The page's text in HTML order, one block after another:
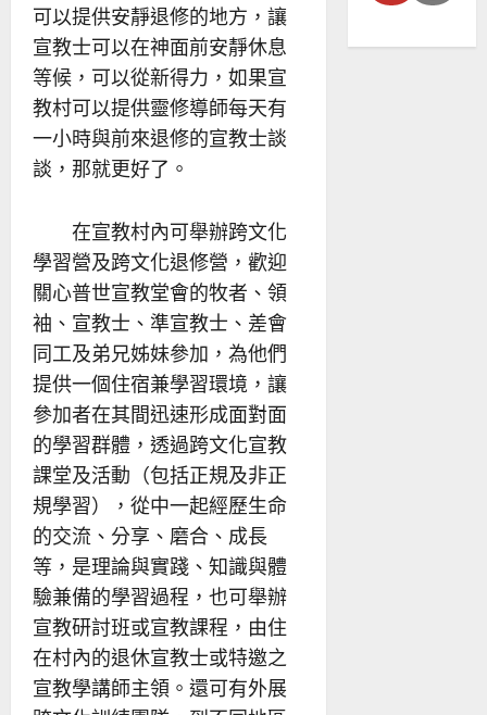
可以提供安靜退修的地方，讓
宣教士可以在神面前安靜休息
等候，可以從新得力，如果宣
教村可以提供靈修導師每天有
一小時與前來退修的宣教士談
談，那就更好了。
在宣教村內可舉辦跨文化
學習營及跨文化退修營，歡迎
關心普世宣教堂會的牧者、領
袖、宣教士、準宣教士、差會
同工及弟兄姊妹參加，為他們
提供一個住宿兼學習環境，讓
參加者在其間迅速形成面對面
的學習群體，透過跨文化宣教
課堂及活動（包括正規及非正
規學習），從中一起經歷生命
的交流、分享、磨合、成長
等，是理論與實踐、知識與體
驗兼備的學習過程，也可舉辦
宣教研討班或宣教課程，由住
在村內的退休宣教士或特邀之
宣教學講師主領。還可有外展